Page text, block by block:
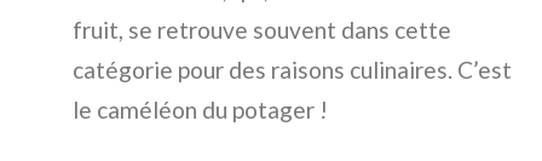
fruit, se retrouve souvent dans cette
catégorie pour des raisons culinaires. C’est
le caméléon du potager !